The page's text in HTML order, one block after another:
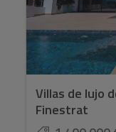
Villas de lujo
Finestrat